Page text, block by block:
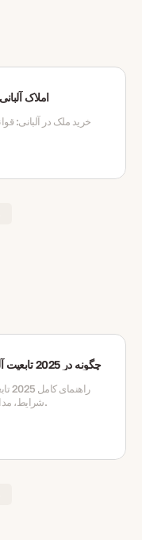
املاک آلبانی ۲۰۲۵: راهنمای خرید، قوانین و
خرید ملک در آلبانی:
چگونه در 2025 تابعیت آلبانی بگیریم — طبیعی‌سازی، ازدواج و نسب
شرایط، مدارک، هزینه‌ها، زمان‌بندی و به‌روزرسانی‌های اخیر.